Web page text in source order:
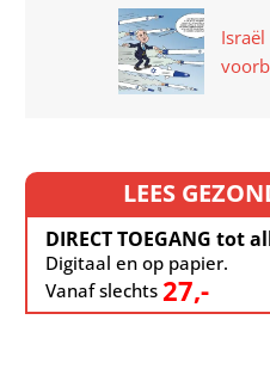
LEES
DIRECT TOEGANG tot
Digitaal en op papier.
Vanaf slechts 27,-